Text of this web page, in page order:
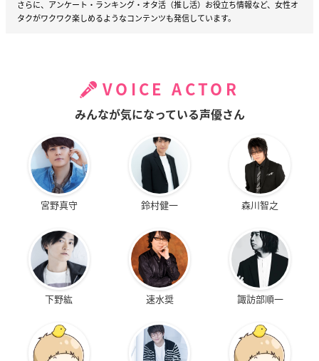
さらに、アンケート・ランキング・オタ活（推し活）お役立ち情報など、女性オ
タクがワクワク楽しめるようなコンテンツも発信しています。
VOICE ACTOR
みんなが気になっている声優さん
宮野真守 鈴村健一 森川智之
下野紘 速水奨 諏訪部順一